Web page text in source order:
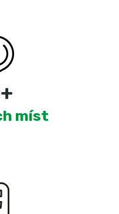
+
míst